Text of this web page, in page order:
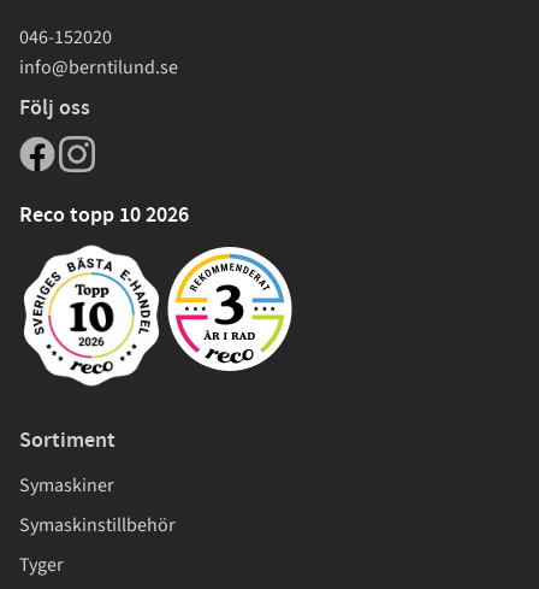
046-152020
info@berntilund.se
Följ oss
Reco topp 10 2026
Sortiment
Symaskiner
Symaskinstillbehör
Tyger